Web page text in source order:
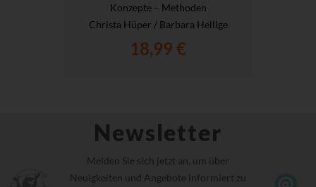
Konzepte – Methoden
Christa Hüper / Barbara Hellige
18,99 €
Newsletter
Melden Sie sich jetzt an, um über
Neuigkeiten und Angebote informiert zu